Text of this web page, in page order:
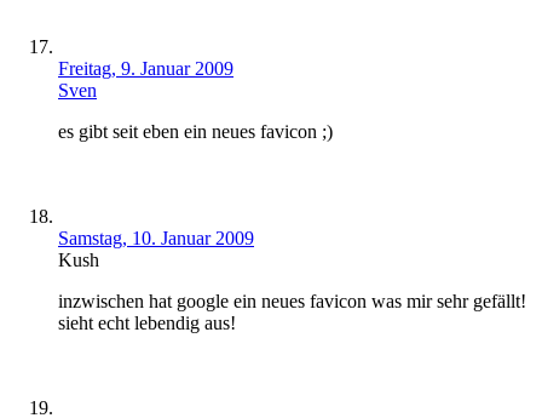
Freitag, 9. Januar 2009
Sven
es gibt seit eben ein neues favicon ;)
Samstag, 10. Januar 2009
Kush
inzwischen hat google ein neues favicon was mir sehr gefällt!
sieht echt lebendig aus!